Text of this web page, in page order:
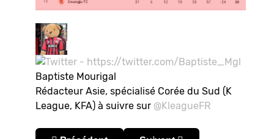
Baptiste Mourigal
Rédacteur Asie, spécialisé Corée du Sud (K
League, KFA) à suivre sur @KleagueFR